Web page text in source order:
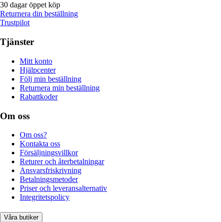
30 dagar öppet köp
Returnera din beställning
Trustpilot
Tjänster
Mitt konto
Hjälpcenter
Följ min beställning
Returnera min beställning
Rabattkoder
Om oss
Om oss?
Kontakta oss
Försäljningsvillkor
Returer och återbetalningar
Ansvarsfriskrivning
Betalningsmetoder
Priser och leveransalternativ
Integritetspolicy
Våra butiker